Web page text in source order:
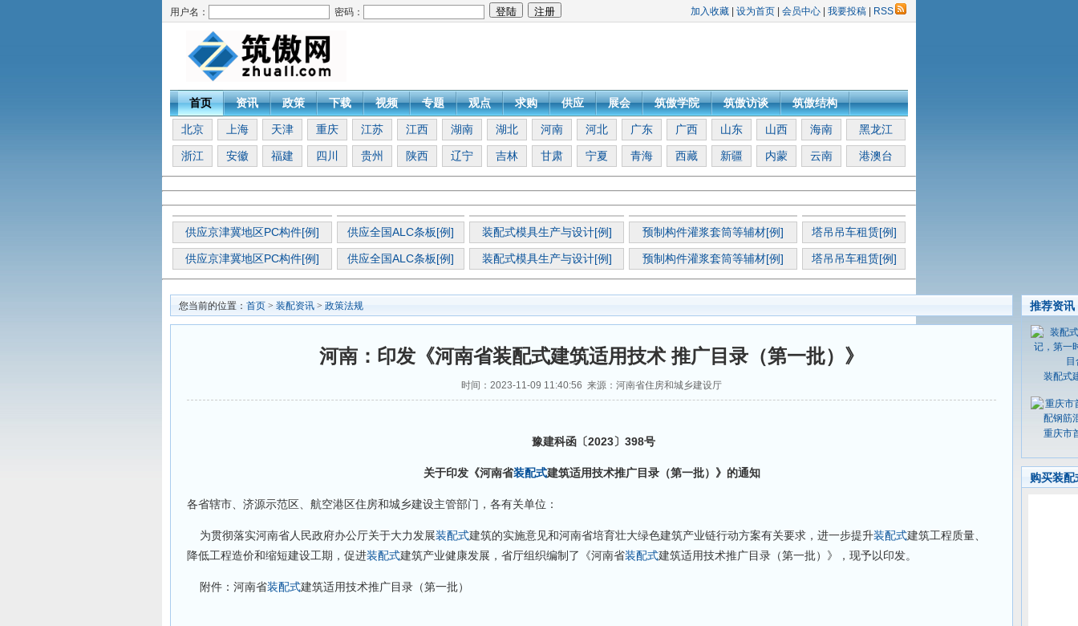
用户名： 密码： 加入收藏 设为首页 会员中心 我要投稿 RSS
首页 资讯 政策 下载 视频 专题 观点 求购 供应 展会 筑傲学院 筑傲访谈 筑傲结构
北京 上海 天津 重庆 江苏 江西 湖南 湖北 河南 河北 广东 广西 山东 山西 海南 黑龙江
浙江 安徽 福建 四川 贵州 陕西 辽宁 吉林 甘肃 宁夏 青海 西藏 新疆 内蒙 云南 港澳台
供应京津冀地区PC构件[例] 供应全国ALC条板[例] 装配式模具生产与设计[例] 预制构件灌浆套筒等辅材[例] 塔吊吊车租赁[例]
供应京津冀地区PC构件[例] 供应全国ALC条板[例] 装配式模具生产与设计[例] 预制构件灌浆套筒等辅材[例] 塔吊吊车租赁[例]
您当前的位置： 首页 > 装配资讯 > 政策法规
河南：印发《河南省装配式建筑适用技术 推广目录（第一批）》
时间：2023-11-09 11:40:56 来源：河南省住房和城乡建设厅
豫建科函〔2023〕398号
关于印发《河南省装配式建筑适用技术推广目录（第一批）》的通知
各省辖市、济源示范区、航空港区住房和城乡建设主管部门，各有关单位：
为贯彻落实河南省人民政府办公厅关于大力发展装配式建筑的实施意见和河南省培育壮大绿色建筑产业链行动方案有关要求，进一步提升装配式建筑工程质量、
降低工程造价和缩短建设工期，促进装配式建筑产业健康发展，省厅组织编制了《河南省装配式建筑适用技术推广目录（第一批）》，现予以印发。
附件：河南省装配式建筑适用技术推广目录（第一批）
推荐资讯
装配式
重庆市
购买装